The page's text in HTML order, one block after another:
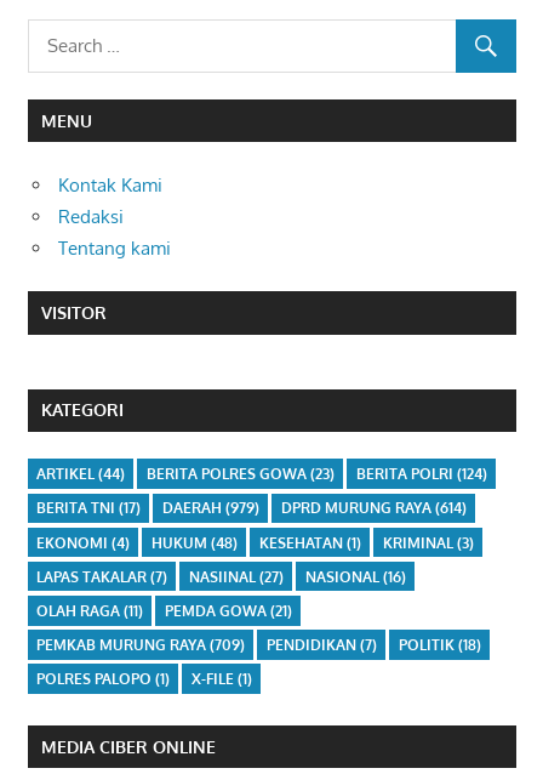
MENU
Kontak Kami
Redaksi
Tentang kami
VISITOR
KATEGORI
ARTIKEL(44) BERITA POLRES GOWA(23) BERITA POLRI (124)
BERITA TNI (17) DAERAH (979) DPRD MURUNG RAYA(614)
EKONOMI (4) HUKUM (48) KESEHATAN(1) KRIMINAL (3)
LAPAS TAKALAR(7) NASIINAL (27) NASIONAL (16)
OLAH RAGA(11) PEMDA GOWA(21)
PEMKAB MURUNG RAYA(709) PENDIDIKAN(7) POLITIK(18)
POLRES PALOPO (1) X-FILE(1)
MEDIA CIBER ONLINE